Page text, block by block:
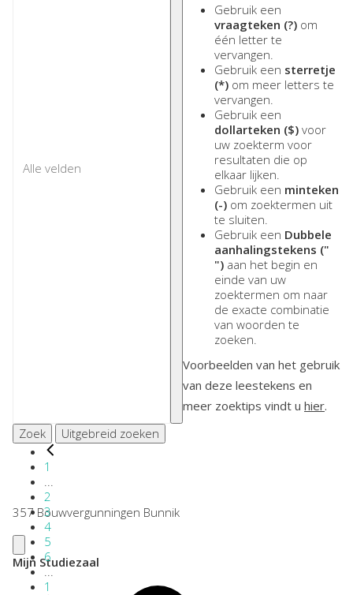
Gebruik een
vraagteken (?) om
één letter te
vervangen.
Gebruik een sterretje
(*) om meer letters te
vervangen.
Gebruik een
dollarteken ($) voor
uw zoekterm voor
resultaten die op
elkaar lijken.
Gebruik een minteken
(-) om zoektermen uit
te sluiten.
Gebruik een Dubbele
aanhalingstekens ("
") aan het begin en
einde van uw
zoektermen om naar
de exacte combinatie
van woorden te
zoeken.
Voorbeelden van het gebruik
van deze leestekens en
meer zoektips vindt u hier.
Zoek
Uitgebreid zoeken
1
2
3
4
5
6
...
1
357 Bouwvergunningen Bunnik
Mijn Studiezaal